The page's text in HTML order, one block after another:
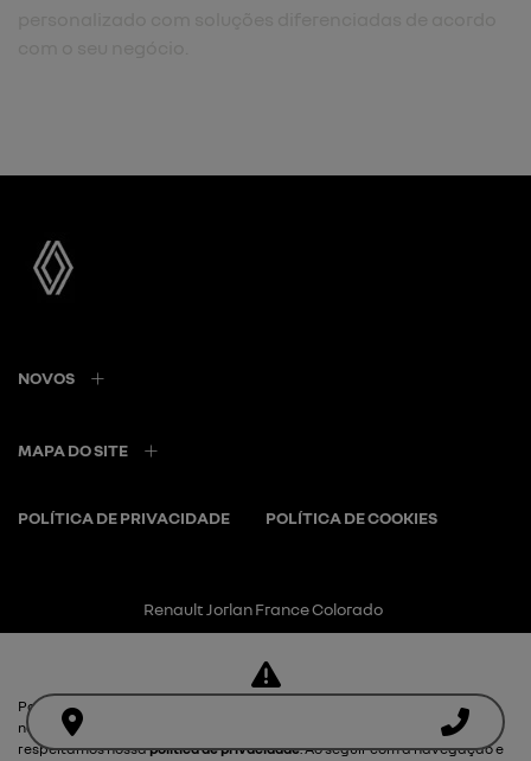
NOVOS
MAPA DO SITE
POLÍTICA DE PRIVACIDADE POLÍTICA DE COOKIES
Renault Jorlan France Colorado
Para otimizar sua experiência durante a navegação, fazemos uso de
nossa política de cookies e para proteger seus dados pessoais
respeitamos nossapolítica de privacidade. Ao seguir com a navegação e